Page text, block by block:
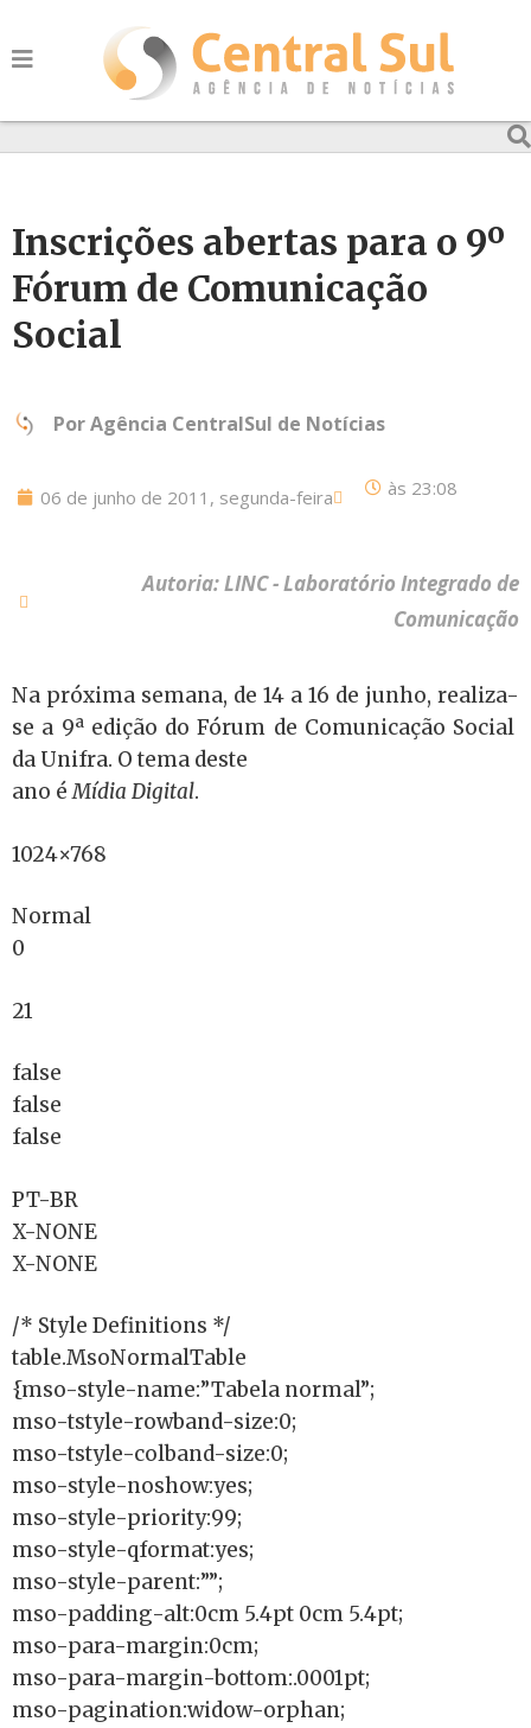
Inscrições abertas para o 9º
Fórum de Comunicação
Social
PorAgência CentralSul de Notícias
06 de junho de 2011, segunda-feira às 23:08
Autoria: LINC - Laboratório Integrado de
Comunicação
Na próxima semana, de 14 a 16 de junho, realiza-
se a 9ª edição do Fórum de Comunicação Social
da Unifra. O tema deste
ano éMídia Digital.
1024×768
Normal
0
21
false
false
false
PT-BR
X-NONE
X-NONE
/* Style Definitions */
table.MsoNormalTable
{mso-style-name:”Tabela normal”;
mso-tstyle-rowband-size:0;
mso-tstyle-colband-size:0;
mso-style-noshow:yes;
mso-style-priority:99;
mso-style-qformat:yes;
mso-style-parent:””;
mso-padding-alt:0cm 5.4pt 0cm 5.4pt;
mso-para-margin:0cm;
mso-para-margin-bottom:.0001pt;
mso-pagination:widow-orphan;